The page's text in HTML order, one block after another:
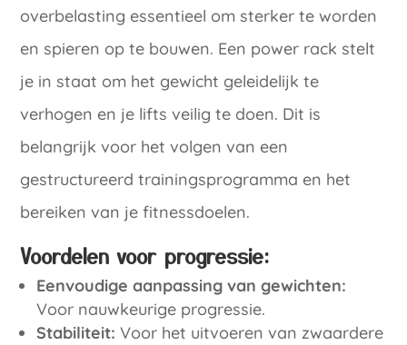
overbelasting essentieel om sterker te worden
en spieren op te bouwen. Een power rack stelt
je in staat om het gewicht geleidelijk te
verhogen en je lifts veilig te doen. Dit is
belangrijk voor het volgen van een
gestructureerd trainingsprogramma en het
bereiken van je fitnessdoelen.
Voordelen voor progressie:
Eenvoudige aanpassing van gewichten:
Voor nauwkeurige progressie.
Stabiliteit: Voor het uitvoeren van zwaardere